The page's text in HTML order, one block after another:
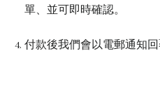
單、並可即時確認。
付款後我們會以電郵通知回